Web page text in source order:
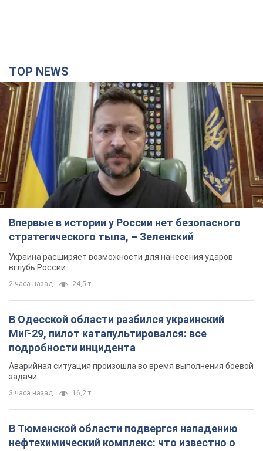
TOP NEWS
Впервые в истории у России нет безопасного
стратегического тыла, – Зеленский
Украина расширяет возможности для нанесения ударов
вглубь России
2 часа назад 24,5 т.
В Одесской области разбился украинский
МиГ-29, пилот катапультировался: все
подробности инцидента
Аварийная ситуация произошла во время выполнения боевой
задачи
3 часа назад 16,2 т.
В Тюменской области подвергся нападению
нефтехимический комплекс: что известно о